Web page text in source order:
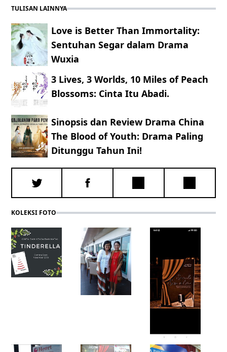
TULISAN LAINNYA
Love is Better Than Immortality:
Sentuhan Segar dalam Drama
Wuxia
3 Lives, 3 Worlds, 10 Miles of Peach
Blossoms: Cinta Itu Abadi.
Sinopsis dan Review Drama China
The Blood of Youth: Drama Paling
Ditunggu Tahun Ini!
KOLEKSI FOTO